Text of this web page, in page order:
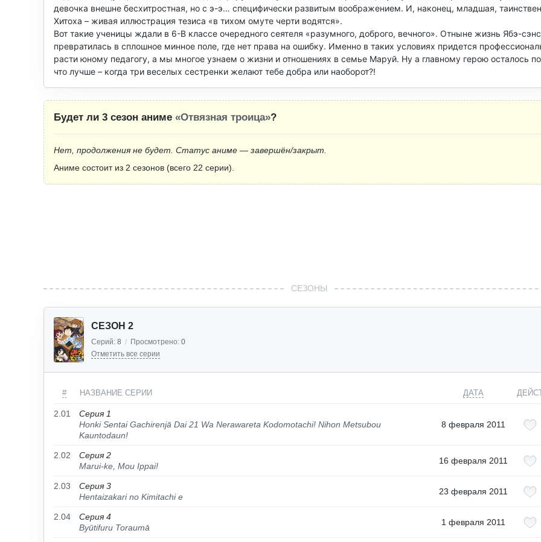
девочка внешне бесхитростная, но с э-э… специфически развитым воображением. И, наконец, младшая,
Хитоха – живая иллюстрация тезиса «в тихом омуте черти водятся».
Вот такие ученицы ждали в 6-В классе очередного сеятеля «разумного, доброго, вечного». Отныне жизнь Ябэ-
превратилась в сплошное минное поле, где нет права на ошибку. Именно в таких условиях придется
расти юному педагогу, а мы многое узнаем о жизни и отношениях в семье Маруй. Ну а главному герою осталось
что лучше – когда три веселых сестренки желают тебе добра или наоборот?!
Будет ли 3 сезон аниме «Отвязная троица»?
Нет, продолжения не будет. Статус аниме — завершён/закрыт.
Аниме состоит из 2 сезонов (всего 22 серии).
СЕЗОНЫ
СЕЗОН 2
Серий: 8 / Просмотрено: 0
Отметить все серии
# НАЗВАНИЕ СЕРИИ ДАТА
2.01
Серия 1
Honki Sentai Gachirenjā Dai 21 Wa Nerawareta Kodomotachi! Nihon Metsubou
Kauntodaun!
8 февраля 2011
2.02
Серия 2
Marui-ke, Mou Ippai!
16 февраля 2011
2.03
Серия 3
Hentaizakari no Kimitachi e
23 февраля 2011
2.04
Серия 4
Byūtifuru Toraumā
1 февраля 2011